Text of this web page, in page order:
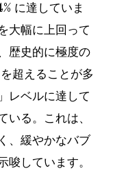
に達していま
大幅に上回って
歴史的に極度の
超えることが多
レベルに達して
る。これは、
、緩やかなバブ
しています。